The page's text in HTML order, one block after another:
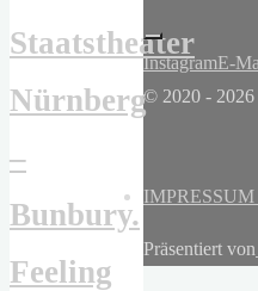
Staatstheater
Nürnberg
–
Bunbury.
Feeling
InstagramE-
© 2020 - 2026
Präsentiert von